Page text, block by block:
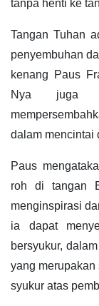
tanpa henti ke
Tangan Tuhan
penyembuhan
kenang Paus
Nya juga
dalam mencintai
Paus
roh di tangan
menginspirasi
ia dapat
bersyukur,
yang
syukur atas